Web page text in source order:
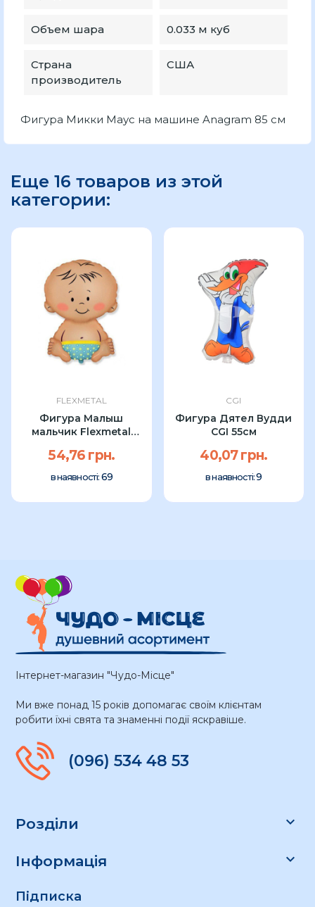
Объем шара 0.033 м куб
Страна
производитель
США
Фигура Микки Маус на машине Anagram 85 см
Еще 16 товаров из этой
категории:
FLEXMETAL
Фигура Малыш
мальчик Flexmetal
54,76 грн.
в наявності: 69
CGI
Фигура Дятел Вудди
CGI 55см
40,07 грн.
в наявності:9
Інтернет-магазин "Чудо-Місце"
Ми вже понад 15 років допомагає своїм клієнтам
робити їхні свята та знаменні події яскравіше.
(096) 534 48 53
Розділи 
Інформація 
Підписка